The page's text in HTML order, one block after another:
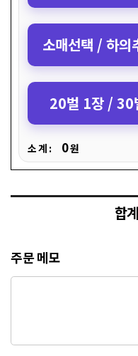
소매선택 / 하의
20벌 1장 / 30
소 계 : 0원
합
주문 메모